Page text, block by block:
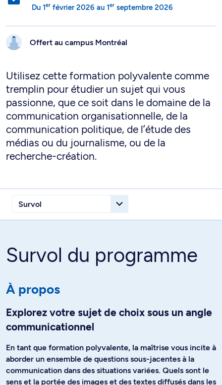
Du 1er février 2026 au 1er septembre 2026
Offert au campus Montréal
Utilisez cette formation polyvalente comme
tremplin pour étudier un sujet qui vous
passionne, que ce soit dans le domaine de la
communication organisationnelle, de la
communication politique, de l’étude des
médias ou du journalisme, ou de la
recherche-création.
Survol du programme
À propos
Explorez votre sujet de choix sous un angle
communicationnel
En tant que formation polyvalente, la maîtrise vous incite à
aborder un ensemble de questions sous-jacentes à la
communication dans des situations variées. Quels sont le
sens et la portée des images et des textes diffusés dans les